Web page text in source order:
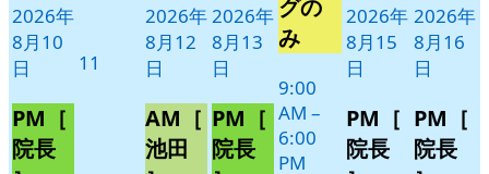
2026年
8月10
日
PM［
院長
11
2026年
8月12
日
AM［
池田
2026年
8月13
日
PM［
院長
ト)
グの
み
9:00
AM –
6:00
PM
2026年
8月15
日
PM［
院長
2026年
8月16
日
PM［
院長